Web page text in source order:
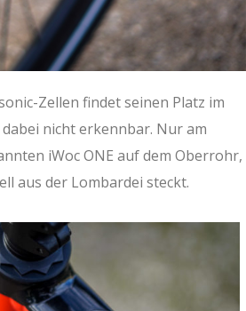
Zellen findet seinen Platz im
nicht erkennbar. Nur am
iWoc ONE auf dem Oberrohr,
aus der Lombardei steckt.